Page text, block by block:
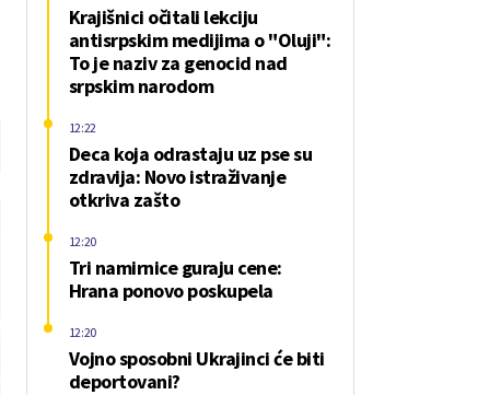
Krajišnici očitali lekciju
antisrpskim medijima o "Oluji":
To je naziv za genocid nad
srpskim narodom
Deca koja odrastaju uz pse su
zdravija: Novo istraživanje
otkriva zašto
12:22
Tri namirnice guraju cene:
Hrana ponovo poskupela
12:20
Vojno sposobni Ukrajinci će biti
deportovani?
12:20